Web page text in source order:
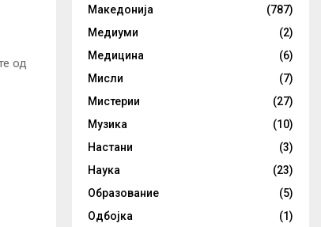
од
Македонија
(787)
Медиуми
(2)
Медицина
(6)
Мисли
(7)
Мистерии
(27)
Музика
(10)
Настани
(3)
Наука
(23)
Образование
(5)
Одбојка
(1)